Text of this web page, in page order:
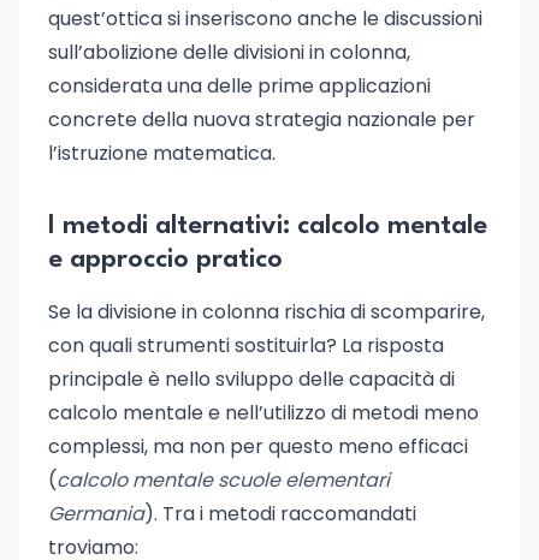
quest’ottica si inseriscono anche le discussioni
sull’abolizione delle divisioni in colonna,
considerata una delle prime applicazioni
concrete della nuova strategia nazionale per
l’istruzione matematica.
I metodi alternativi: calcolo mentale
e approccio pratico
Se la divisione in colonna rischia di scomparire,
con quali strumenti sostituirla? La risposta
principale è nello sviluppo delle capacità di
calcolo mentale e nell’utilizzo di metodi meno
complessi, ma non per questo meno efficaci
(calcolo mentale scuole elementari
Germania). Tra i metodi raccomandati
troviamo: